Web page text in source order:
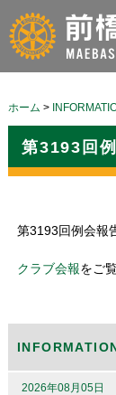
ホーム >
第3193回
第3193回例会報
クラブ会報をご
2026年08月05日